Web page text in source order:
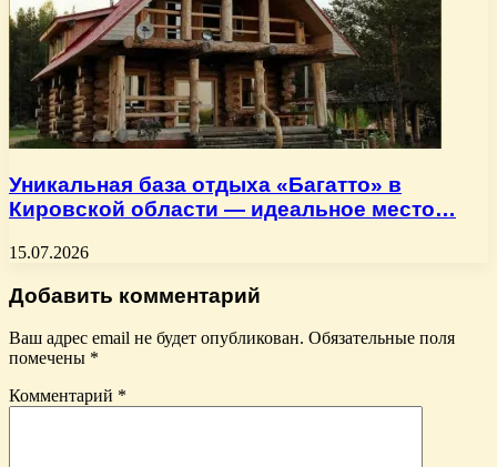
Уникальная база отдыха «Багатто» в
Кировской области — идеальное место…
15.07.2026
Добавить комментарий
Ваш адрес email не будет опубликован. Обязательные поля
помечены *
Комментарий *